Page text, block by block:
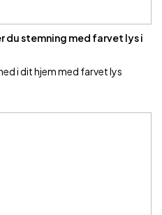
du stemning med farvet lys i
i dit hjem med farvet lys